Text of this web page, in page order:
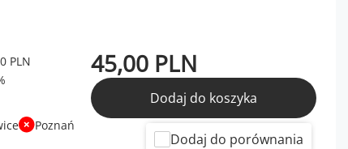
PLN
Poznań
45,00 PLN
Dodaj do koszyka
Dodaj do porównania